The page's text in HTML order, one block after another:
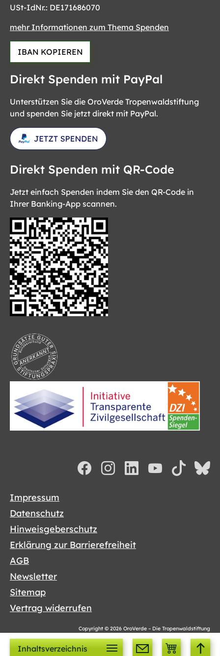
USt-IdNr.: DE171686070
mehr Informationen zum Thema Spenden
IBAN KOPIEREN
Direkt Spenden mit PayPal
Unterstützen Sie die OroVerde Tropenwaldstiftung
und spenden Sie jetzt direkt mit PayPal.
Direkt Spenden mit QR-Code
Jetzt einfach Spenden indem Sie den QR-Code in
Ihrer Banking-App scannen.
Impressum
Datenschutz
Hinweisgeberschutz
Erklärung zur Barrierefreiheit
AGB
Newsletter
Sitemap
Vertrag widerrufen
Copyright © 2026 OroVerde – Die Tropenwaldstiftung
Inhaltsverzeichnis
Cookies sind lecker!